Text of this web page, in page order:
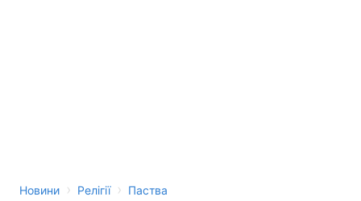
Новини › Релігії › Паства